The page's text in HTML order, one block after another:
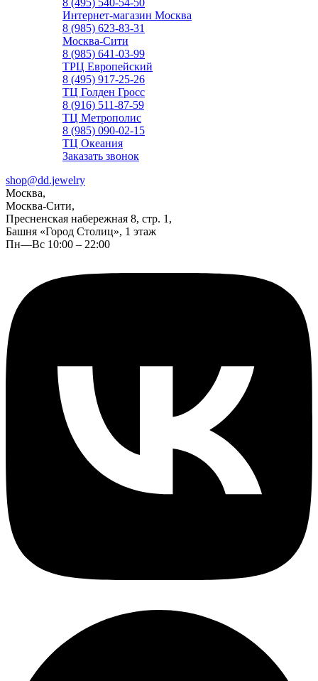
8 (495) 540-54-50
Интернет-магазин Москва
8 (985) 623-83-31
Москва-Сити
8 (985) 641-03-99
ТРЦ Европейский
8 (495) 917-25-26
ТЦ Голден Гросс
8 (916) 511-87-59
ТЦ Метрополис
8 (985) 090-02-15
ТЦ Океания
Заказать звонок
shop@dd.jewelry
Москва,
Москва-Сити,
Пресненская набережная 8, стр. 1,
Башня «Город Столиц», 1 этаж
Пн—Вс 10:00 – 22:00